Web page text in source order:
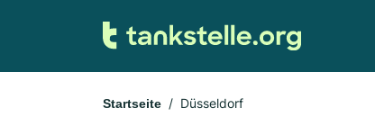
Startseite Düsseldorf